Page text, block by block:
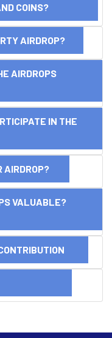
AND COINS?
AIRDROP?
AIRDROPS
IN THE
AIRDROP?
VALUABLE?